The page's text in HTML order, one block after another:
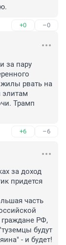
+0 –0
за пару
жилы рвать на
элитам
Трамп
+6 –6
за доход
придется
часть
граждане РФ,
будут
- и будет!